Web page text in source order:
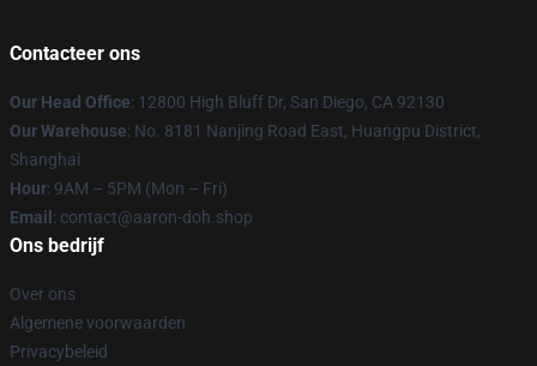
Contacteer ons
Our Head Office: 12800 High Bluff Dr, San Diego, CA 92130
Our Warehouse: No. 8181 Nanjing Road East, Huangpu District,
Shanghai
Hour: 9AM – 5PM (Mon – Fri)
Email : contact@aaron-doh.shop
Ons bedrijf
Over ons
Algemene voorwaarden
Privacybeleid